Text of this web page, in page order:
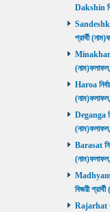
Dakshin
প্রার্থী
Minakhan
Haroa
Deganga
Barasat
বিজয়ী
Rajarhat